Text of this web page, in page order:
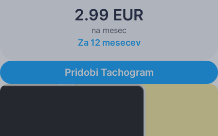
2.99 EUR
na mesec
Za 12 mesecev
Pridobi Tachogram